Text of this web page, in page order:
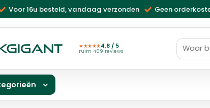
Voor 16u besteld, vandaag verzonden Geen
★★★★★4.8 / 5
ruim 409 reviews
Zoeken
naar: